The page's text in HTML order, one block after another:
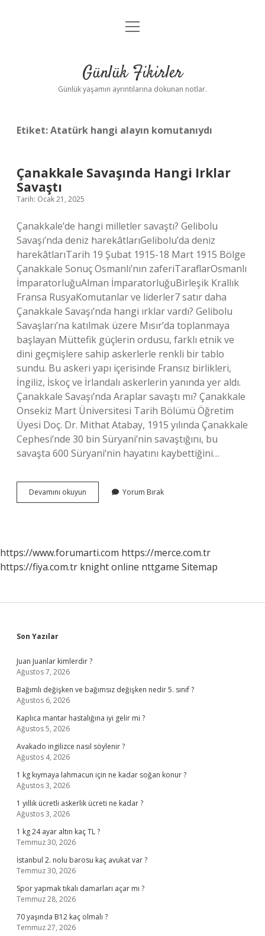
Anasayfa
Yasal Uyarı
menüyü
Günlük Fikirler
Günlük yaşamın ayrıntılarına dokunan notlar.
Etiket:Atatürk hangi alayın komutanıydı
Çanakkale Savaşında Hangi Irklar
Savaştı
Tarih: Ocak 21, 2025
Çanakkale’de hangi milletler savaştı? Gelibolu
Savaşı’nda deniz harekâtlarıGelibolu’da deniz
harekâtlarıTarih 19 Şubat 1915-18 Mart 1915 Bölge
Çanakkale Sonuç Osmanlı’nın zaferiTaraflarOsmanlı
İmparatorluğuAlman İmparatorluğuBirleşik Krallık
Fransa RusyaKomutanlar ve liderler7 satır daha
Çanakkale Savaşı’nda hangi ırklar vardı? Gelibolu
Savaşları’na katılmak üzere Mısır’da toplanmaya
başlayan Müttefik güçlerin ordusu, farklı etnik ve
dini geçmişlere sahip askerlerle renkli bir tablo
sundu. Bu askeri yapı içerisinde Fransız birlikleri,
İngiliz, İskoç ve İrlandalı askerlerin yanında yer aldı.
Çanakkale Savaşı’nda Araplar savaştı mı? Çanakkale
Onsekiz Mart Üniversitesi Tarih Bölümü Öğretim
Üyesi Doç. Dr. Mithat Atabay, 1915 yılında Çanakkale
Cephesi’nde 30 bin Süryani’nin savaştığını, bu
savaşta 600 Süryani’nin hayatını kaybettiğini…
Devamını okuyun Çanakkale
Savaşında
Yorum Bırak
https://www.forumarti.com https://merce.com.tr
https://fiya.com.tr knight online nttgame Sitemap
Sidebar
Son Yazılar
Juan Juanlar kimlerdir ?
Ağustos 7, 2026
Bağımlı değişken ve bağımsız değişken nedir 5. sınıf ?
Ağustos 6, 2026
Kaplıca mantar hastalığına iyi gelir mi ?
Ağustos 5, 2026
Avakado ingilizce nasıl söylenir ?
Ağustos 4, 2026
1 kg kıymaya lahmacun için ne kadar soğan konur ?
Ağustos 3, 2026
1 yıllık ücretli askerlik ücreti ne kadar ?
Ağustos 3, 2026
1 kg 24 ayar altın kaç TL ?
Temmuz 30, 2026
İstanbul 2. nolu barosu kaç avukat var ?
Temmuz 30, 2026
Spor yapmak tıkalı damarları açar mı ?
Temmuz 28, 2026
70 yaşında B12 kaç olmalı ?
Temmuz 27, 2026